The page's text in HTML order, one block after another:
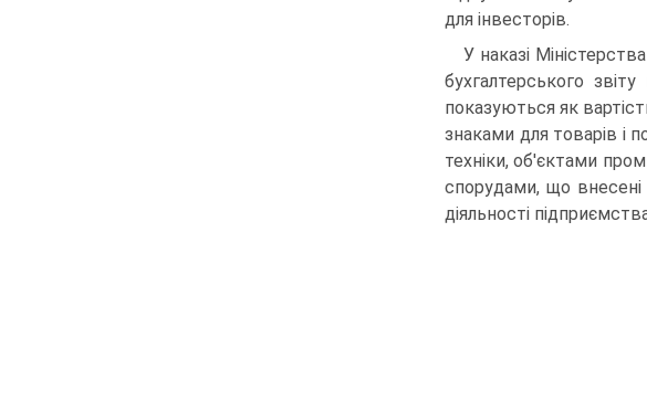
для інвесторів.
У наказі
бухгалтерського
показуються як
знаками для товарів і
техніки, об'єктами
спорудами, що
діяль­ності